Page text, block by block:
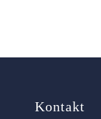
Kontakt